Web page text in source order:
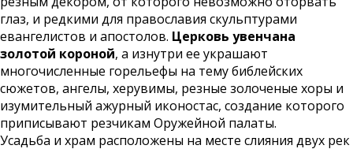
глаз, и редкими для православия скульптурами
евангелистов и апостолов. Церковь увенчана
золотой короной, а изнутри ее украшают
многочисленные горельефы на тему библейских
сюжетов, ангелы, херувимы, резные золоченые хоры и
изумительный ажурный иконостас, создание которого
приписывают резчикам Оружейной палаты.
Усадьба и храм расположены на месте слияния двух рек